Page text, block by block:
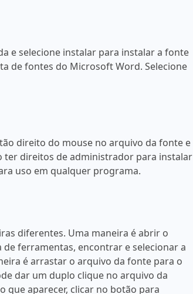
e selecione instalar para instalar a fonte
de fontes do Microsoft Word. Selecione
direito do mouse no arquivo da fonte e
ter direitos de administrador para instalar
uso em qualquer programa.
diferentes. Uma maneira é abrir o
ferramentas, encontrar e selecionar a
é arrastar o arquivo da fonte para o
dar um duplo clique no arquivo da
que aparecer, clicar no botão para